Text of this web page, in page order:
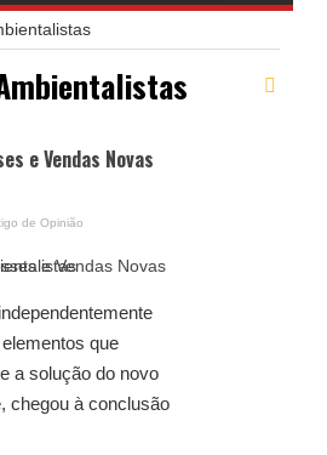
e Vendas Novas
de Opinião
que
a solução do novo
chegou à conclusão